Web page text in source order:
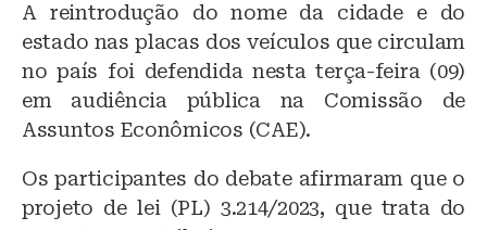
e
s
k
y
c
e
b
o
o
k
at
s
A
p
p
A reintrodução do nome da cidade e do
estado nas placas dos veículos que circulam
no país foi defendida nesta terça-feira (09)
em audiência pública na Comissão de
Assuntos Econômicos (CAE).
Os participantes do debate afirmaram que o
projeto de lei (PL) 3.214/2023, que trata do